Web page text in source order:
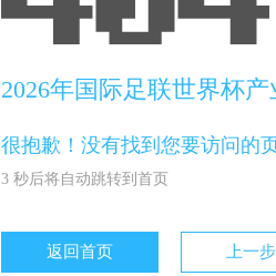
2026年国际足联世界杯
很抱歉！没有找到您要访问的页
3 秒后将自动跳转到首页
返回首页 上一步